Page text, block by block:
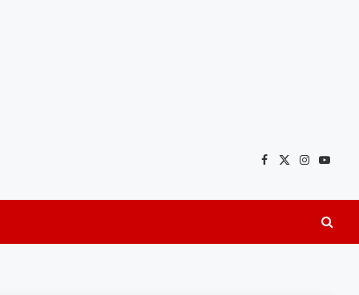
Facebook
X
Instagram